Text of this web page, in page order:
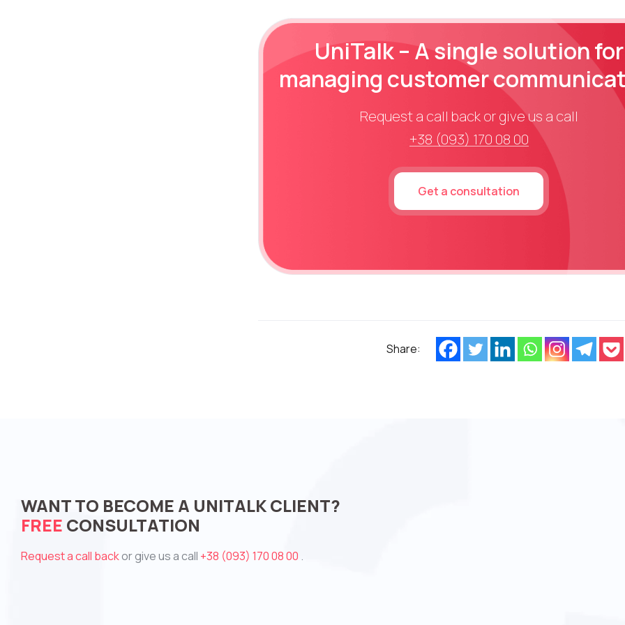
UniTalk – A single solution for
managing customer
Request a call back or give us a call
+38 (093) 170 08 00
Get a consultation
Share:
WANT TO BECOME A UNITALK CLIENT?
FREE CONSULTATION
Request a call backor give us a call +38 (093) 170 08 00 .